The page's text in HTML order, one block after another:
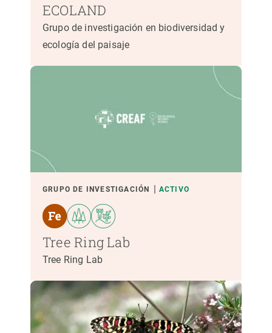
ECOLAND
Grupo de investigación en biodiversidad y
ecología del paisaje
GRUPO DE INVESTIGACIÓN ACTIVO
Tree Ring Lab
Tree Ring Lab